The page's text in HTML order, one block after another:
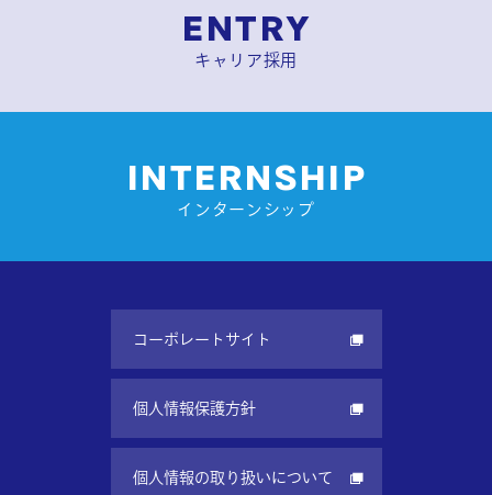
ENTRY
キャリア採用
INTERNSHIP
インターンシップ
コーポレートサイト
個人情報保護方針
個人情報の取り扱いについて